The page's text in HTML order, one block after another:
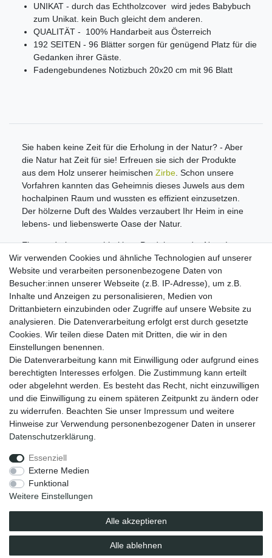
UNIKAT - durch das Echtholzcover wird jedes Babybuch
zum Unikat. kein Buch gleicht dem anderen.
QUALITÄT - 100% Handarbeit aus Österreich
192 SEITEN - 96 Blätter sorgen für genügend Platz für die
Gedanken ihrer Gäste.
Fadengebundenes Notizbuch 20x20 cm mit 96 Blatt
Sie haben keine Zeit für die Erholung in der Natur? - Aber
die Natur hat Zeit für sie! Erfreuen sie sich der Produkte
aus dem Holz unserer heimischen Zirbe . Schon unsere
Vorfahren kannten das Geheimnis dieses Juwels aus dem
hochalpinen Raum und wussten es effizient einzusetzen.
Der hölzerne Duft des Waldes verzaubert Ihr Heim in eine
lebens- und liebenswerte Oase der Natur.
Ein wunderbares nachhaltiges Produkt aus der Natur!
Informationen
Zahlungsmöglichkeiten
Versandinformationen
Kontakt
Wiederverkäufer / Händler
Social Media
Facebook
Instagram
Unsere Vorteile
kostenloser Versand ab 70 EUR
30 Tage Rückgaberecht
Wir verwenden Cookies und ähnliche Technologien auf unserer
Website und verarbeiten personenbezogene Daten von
Besucher:innen unserer Webseite (z.B. IP-Adresse), um z.B.
Inhalte und Anzeigen zu personalisieren, Medien von
Drittanbietern einzubinden oder Zugriffe auf unsere Website zu
analysieren. Die Datenverarbeitung erfolgt erst durch gesetzte
Cookies. Wir teilen diese Daten mit Dritten, die wir in den
Einstellungen benennen.
Die Datenverarbeitung kann mit Einwilligung oder aufgrund eines
berechtigten Interesses erfolgen. Die Zustimmung kann erteilt
oder abgelehnt werden. Es besteht das Recht, nicht einzuwilligen
und die Einwilligung zu einem späteren Zeitpunkt zu ändern oder
zu widerrufen. Beachten Sie unser Impressum und weitere
Hinweise zur Verwendung personenbezogener Daten in unserer
Daten­schutz­erklärung
Essenziell
Externe Medien
Funktional
Weitere Einstellungen
Alle akzeptieren
Alle ablehnen
Impressum
Vertrag widerrufen